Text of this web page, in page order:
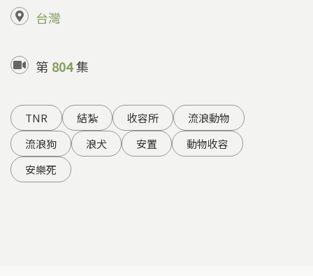
台灣
第 804集
TNR 結紮 收容所
流浪動物
流浪狗
浪犬 安置
動物收容
安樂死